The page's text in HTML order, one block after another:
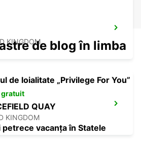
KINGDOM
QUAY
KINGDOM
de blog în limba
de loialitate „Privilege For You”
petrece vacanța în Statele